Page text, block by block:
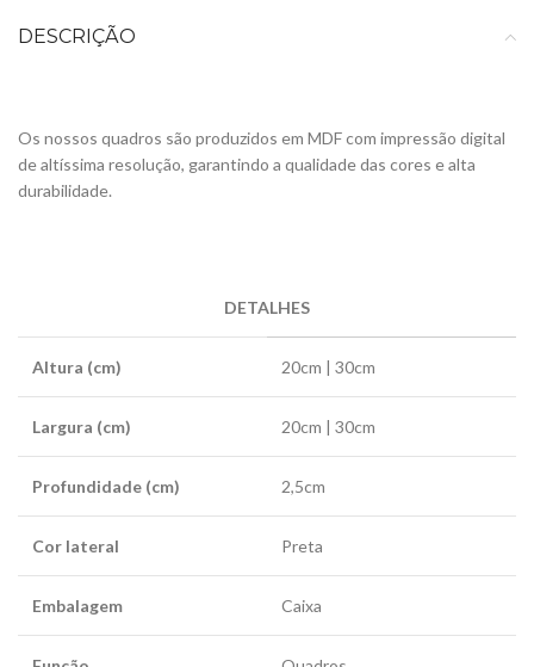
DESCRIÇÃO
Os nossos quadros são produzidos em MDF com impressão digital
de altíssima resolução, garantindo a qualidade das cores e alta
durabilidade.
DETALHES
Altura (cm) 20cm | 30cm
Largura (cm) 20cm | 30cm
Profundidade (cm) 2,5cm
Cor lateral Preta
Embalagem Caixa